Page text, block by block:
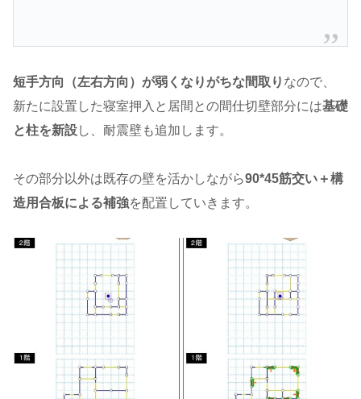
短手方向（左右方向）が弱くなりがちな間取り なので、
新たに設置した寝室押入と居間との間仕切壁部分には基礎
と柱を新設し、耐震壁も追加します。
その部分以外は既存の壁を活かしながら90*45筋交い＋構
造用合板による補強を配置していきます。